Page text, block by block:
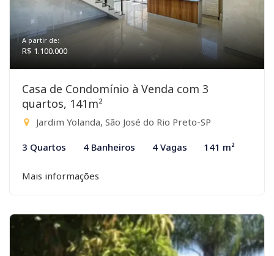
A partir de:
R$ 1.100.000
Casa de Condomínio à Venda com 3
quartos, 141m²
Jardim Yolanda, São José do Rio Preto-SP
3 Quartos 4 Banheiros 4 Vagas 141 m²
Mais informações